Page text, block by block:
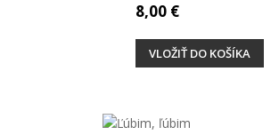
8,00 €
VLOŽIŤ DO KOŠÍKA